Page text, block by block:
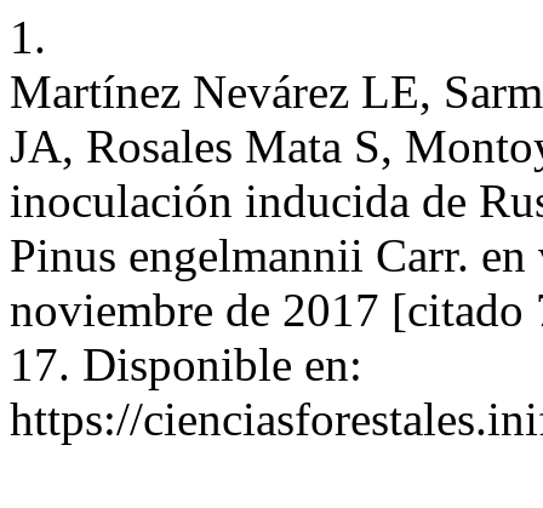
1.
Martínez Nevárez LE,
JA, Rosales Mata S,
inoculación inducida de
Pinus engelmannii Carr.
noviembre de 2017
17. Disponible en:
https://